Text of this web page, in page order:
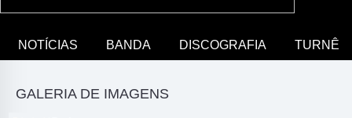
NOTÍCIAS BANDA DISCOGRAFIA TURNÊ
GALERIA DE IMAGENS